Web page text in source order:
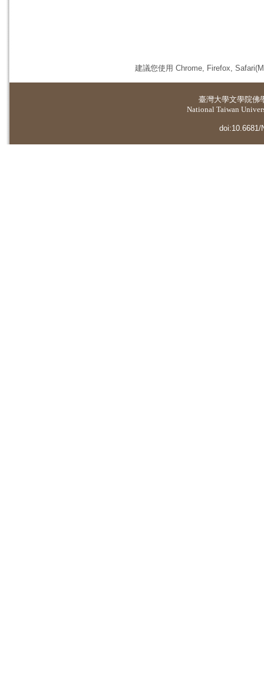
建議您使用 Chrome, Firefox,
臺灣大學文學院佛
National Taiwan
doi:10.6681/